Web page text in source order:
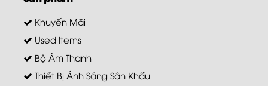
Khuyến Mãi
Used Items
Bộ Âm Thanh
Thiết Bị Ánh Sáng Sân Khấu